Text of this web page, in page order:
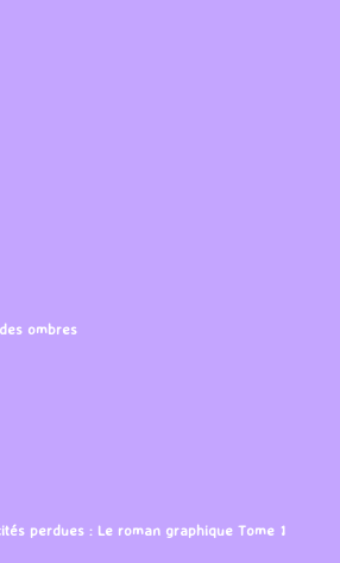
ombres
perdues : Le roman graphique Tome 1